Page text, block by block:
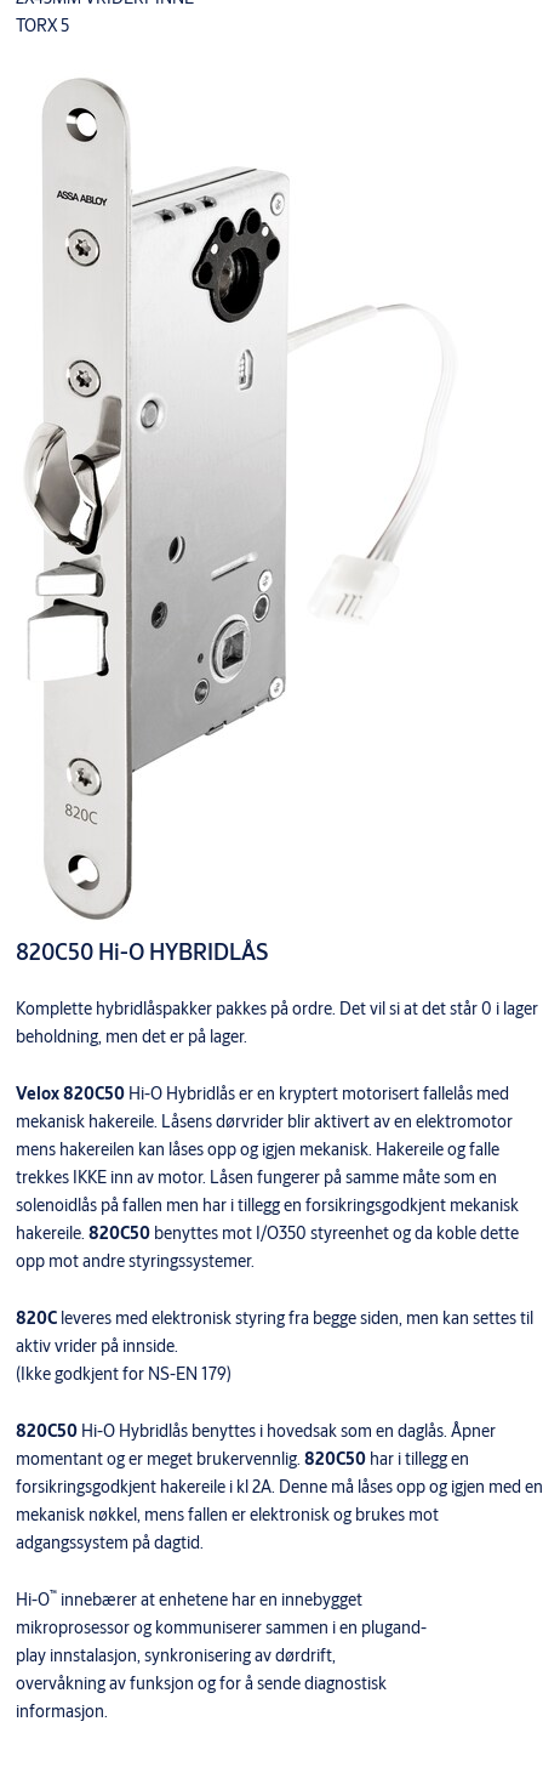
TORX 5
820C50 Hi-O HYBRIDLÅS
Komplette hybridlåspakker pakkes på ordre. Det vil si at det står 0 i lager
beholdning, men det er på lager.
Velox 820C50Hi-O Hybridlås er en kryptert motorisert fallelås med
mekanisk hakereile. Låsens dørvrider blir aktivert av en elektromotor
mens hakereilen kan låses opp og igjen mekanisk. Hakereile og falle
trekkes IKKE inn av motor. Låsen fungerer på samme måte som en
solenoidlås på fallen men har i tillegg en forsikringsgodkjent mekanisk
hakereile. 820C50benyttes mot I/O350 styreenhet og da koble dette
opp mot andre styringssystemer.
820Cleveres med elektronisk styring fra begge siden, men kan settes til
aktiv vrider på innside.
(Ikke godkjent for NS-EN 179)
820C50Hi-O Hybridlås benyttes i hovedsak som en daglås. Åpner
momentant og er meget brukervennlig. 820C50 har i tillegg en
forsikringsgodkjent hakereile i kl 2A. Denne må låses opp og igjen med en
mekanisk nøkkel, mens fallen er elektronisk og brukes mot
adgangssystem på dagtid.
Hi-O™innebærer at enhetene har en innebygget
mikroprosessor og kommuniserer sammen i en plugand-
play innstalasjon, synkronisering av dørdrift,
overvåkning av funksjon og for å sende diagnostisk
informasjon.